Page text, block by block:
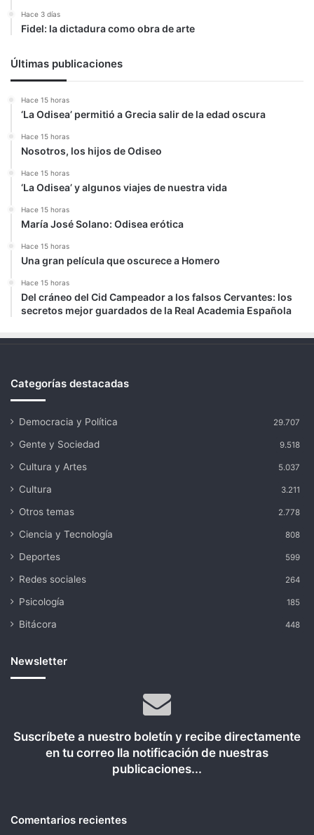
Hace 3 días
Fidel: la dictadura como obra de arte
Últimas publicaciones
Hace 15 horas
‘La Odisea’ permitió a Grecia salir de la edad oscura
Hace 15 horas
Nosotros, los hijos de Odiseo
Hace 15 horas
‘La Odisea’ y algunos viajes de nuestra vida
Hace 15 horas
María José Solano: Odisea erótica
Hace 15 horas
Una gran película que oscurece a Homero
Hace 15 horas
Del cráneo del Cid Campeador a los falsos Cervantes: los
secretos mejor guardados de la Real Academia Española
Categorías destacadas
Democracia y Política 29.707
Gente y Sociedad 9.518
Cultura y Artes 5.037
Cultura 3.211
Otros temas 2.778
Ciencia y Tecnología 808
Deportes 599
Redes sociales 264
Psicología 185
Bitácora 448
Newsletter
Suscríbete a nuestro boletín y recibe directamente
en tu correo lla notificación de nuestras
publicaciones...
Comentarios recientes